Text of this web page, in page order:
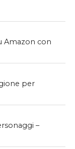
Amazon con
per
–